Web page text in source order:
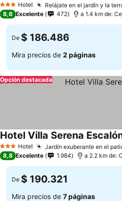
3 Estrellas
Hotel Relájate en el jardín y la
8,6 Excelente 472 a 1.4 km de:
De $ 186.486
Mira precios de 2 páginas
Opción destacada
3 Estrellas
Hotel Jardín exuberante en el
Hotel Villa Serena
8,8 Excelente 1.984 a 2.2 km de:
De $ 190.321
Mira precios de 7 páginas